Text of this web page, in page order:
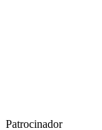
Patrocinador